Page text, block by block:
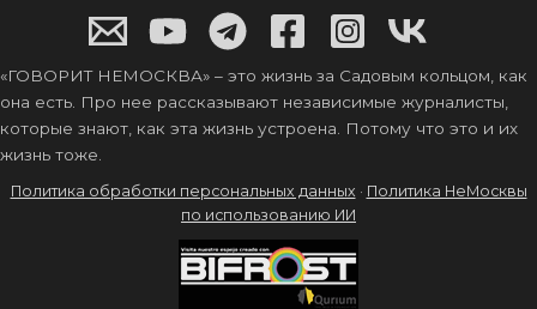
«ГОВОРИТ НЕМОСКВА» – это жизнь за Садовым кольцом, как
она есть. Про нее рассказывают независимые журналисты,
которые знают, как эта жизнь устроена. Потому что это и их
жизнь тоже.
Политика обработки персональных данных · Политика НеМосквы
по использованию ИИ